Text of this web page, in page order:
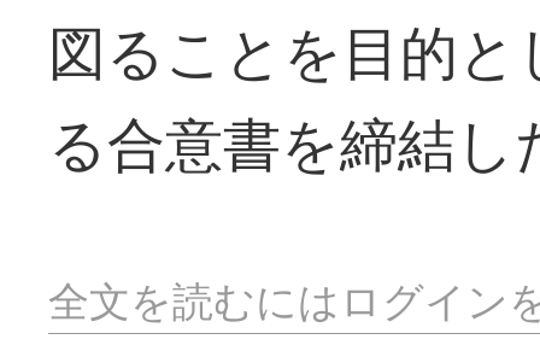
図ることを目的
る合意書を締結
全文を読むにはログイン